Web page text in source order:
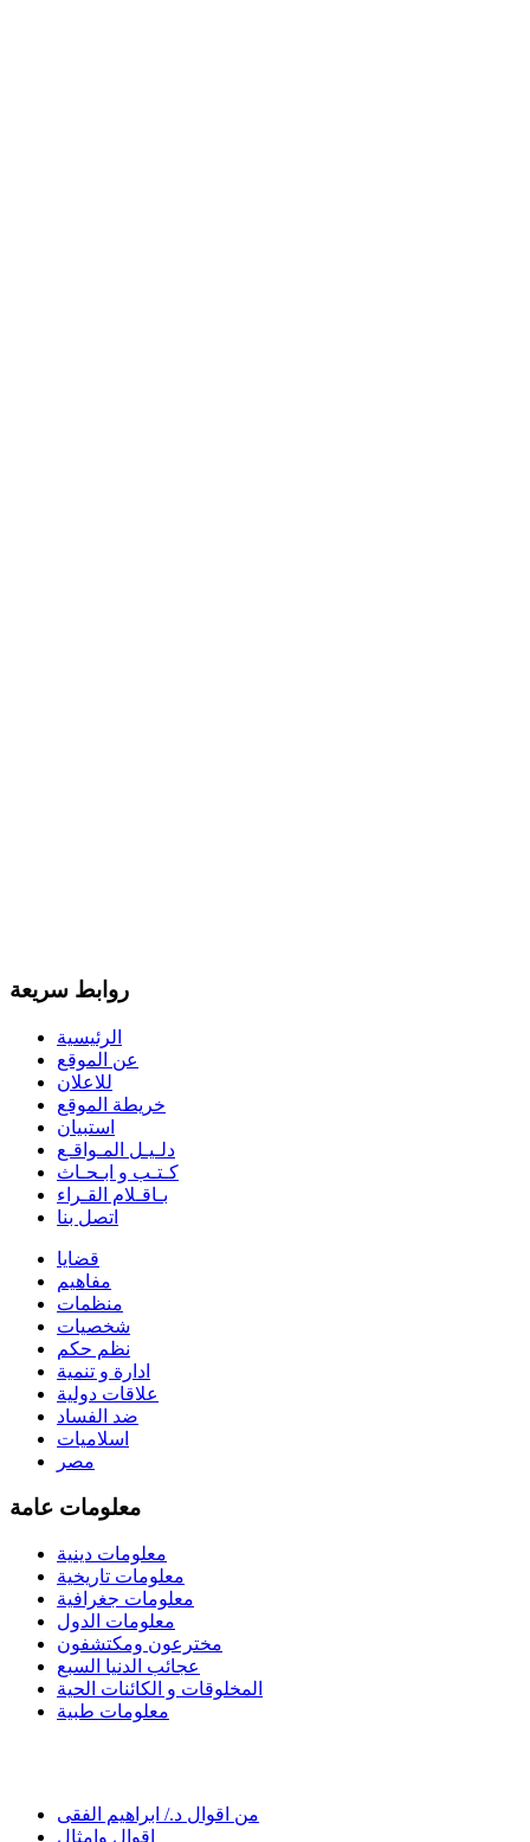
روابط سريعة
الرئيسية
عن الموقع
للاعلان
خريطة الموقع
استبيان
دلـيـل المـواقـع
كـتـب و ابـحـاث
بـاقـلام القـراء
اتصل بنا
قضايا
مفاهيم
منظمات
شخصيات
نظم حكم
ادارة و تنمية
علاقات دولية
ضد الفساد
اسلاميات
مصر
معلومات عامة
معلومات دينية
معلومات تاريخية
معلومات جغرافية
معلومات الدول
مخترعون ومكتشفون
عجائب الدنيا السبع
المخلوقات و الكائنات الحية
معلومات طبية
من اقوال د./ ابراهيم الفقى
اقوال وامثال